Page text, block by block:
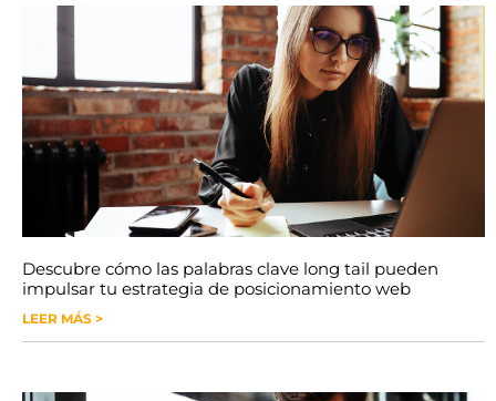
Descubre cómo las palabras clave long tail pueden
impulsar tu estrategia de posicionamiento web
LEER MÁS >